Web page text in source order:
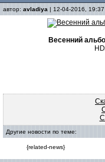
автор: avladiya | 12-04-2016,
Весенний
Другие новости по теме:
{related-news}